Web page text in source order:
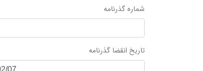
شماره گذرنامه
تاریخ انقضا گذرنامه